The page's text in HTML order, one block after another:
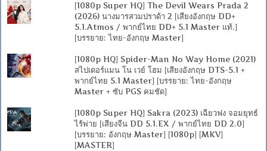
[1080p Super HQ] The Devil Wears Prada 2
(2026) นางมารสวมปราด้า 2 [เสียงอังกฤษ DD+
5.1.Atmos / พากย์ไทย DD+ 5.1 Master แท้.]
[บรรยาย: ไทย-อังกฤษ Master]
[1080p HQ] Spider-Man No Way Home (2021)
สไปเดอร์แมน โน เวย์ โฮม [เสียงอังกฤษ DTS-5.1 +
พากย์ไทย 5.1 Master] [บรรยาย: ไทย-อังกฤษ
Master + ซับ PGS คมชัด]
[1080p Super HQ] Sakra (2023) เฉียวฟง จอมยุทธ์
ไร้พ่าย [เสียงจีน DD 5.1.EX / พากย์ไทย DD 2.0]
[บรรยาย: อังกฤษ Master] [1080p] [MKV]
[MASTER]